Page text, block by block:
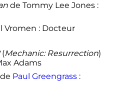
de Tommy Lee Jones :
Vromen : Docteur
(Mechanic: Resurrection)
Adams
Paul Greengrass: